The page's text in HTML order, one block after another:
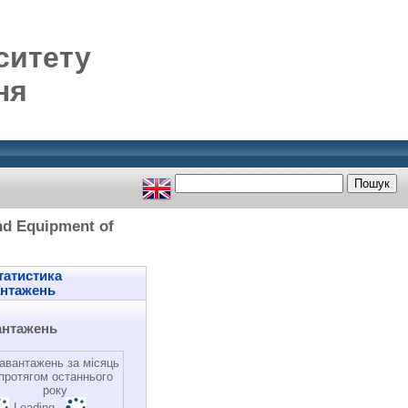
Equipment of
за місяць
протягом останнього
року